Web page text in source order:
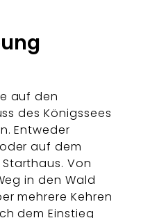
auf den
des Königssees
Entweder
auf dem
Von
in den Wald
mehrere Kehren
dem Einstieg